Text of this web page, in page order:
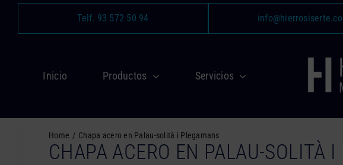
Saltar
contenido
Telf. 93 572 50 94
Inicio Productos Servicios
Home Chapa acero en Palau-solità i Plegamans
CHAPA ACERO EN PALAU-SOLITÀ